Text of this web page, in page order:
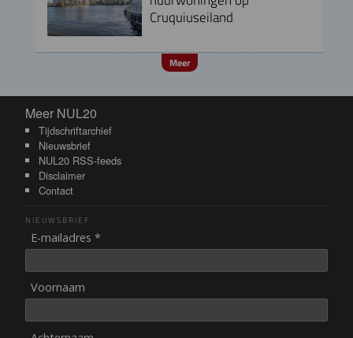
Cruquiuseiland
Meer
Meer NUL20
Meer NUL20
Tijdschriftarchief
Nieuwsbrief
NUL20 RSS-feeds
Disclaimer
Contact
NIEUWSBRIEF
E-mailadres *
Voornaam